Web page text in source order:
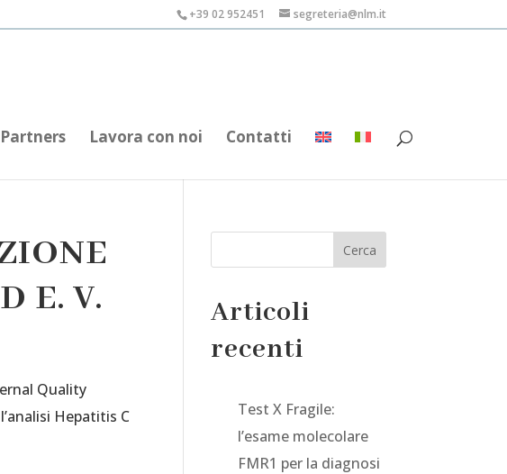
+39 02 952451 segreteria@nlm.it
Partners Lavora con noi Contatti
E. V.
Quality
Hepatitis C
Cerca
Articoli
recenti
Test X Fragile:
l’esame molecolare
FMR1 per la diagnosi